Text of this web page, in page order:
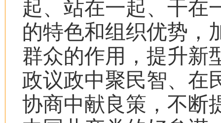
起、站在一起、干在
的特色和组织优势，
群众的作用，提升新
政议政中聚民智、在
协商中献良策，不断